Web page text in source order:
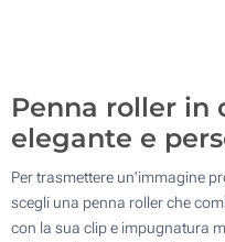
Penna roller in
elegante e
Per trasmettere un'immagine
scegli una penna roller che
con la sua clip e impugnatura